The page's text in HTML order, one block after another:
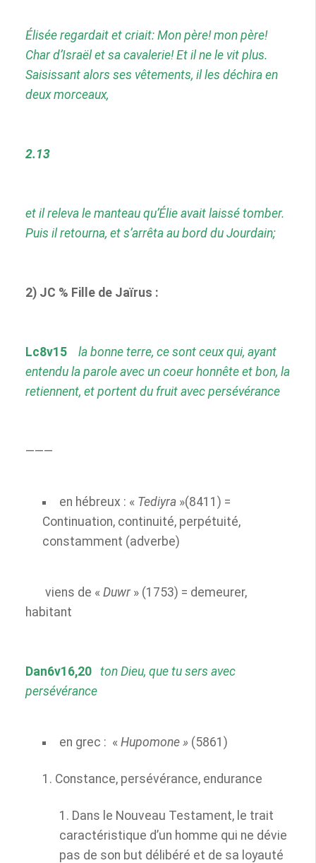
Élisée regardait et criait: Mon père! mon père!
Char d’Israël et sa cavalerie! Et il ne le vit plus.
Saisissant alors ses vêtements, il les déchira en
deux morceaux,
2.13
et il releva le manteau qu’Élie avait laissé tomber.
Puis il retourna, et s’arrêta au bord du Jourdain;
2) JC % Fille de Jaïrus :
Lc8v15
la bonne terre, ce sont ceux qui, ayant
entendu la parole avec un coeur honnête et bon, la
retiennent, et portent du fruit avec persévérance
———
en hébreux : « Tediyra »(8411) =
Continuation, continuité, perpétuité,
constamment (adverbe)
viens de « Duwr » (1753) = demeurer,
habitant
Dan6v16,20 ton Dieu, que tu sers avec
persévérance
en grec : « Hupomone »(5861)
Constance, persévérance, endurance
Dans le Nouveau Testament, le trait
caractéristique d’un homme qui ne dévie
pas de son but délibéré et de sa loyauté